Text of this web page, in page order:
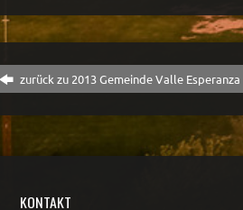
zurück zu 2013 Gemeinde Valle Esperanza
KONTAKT